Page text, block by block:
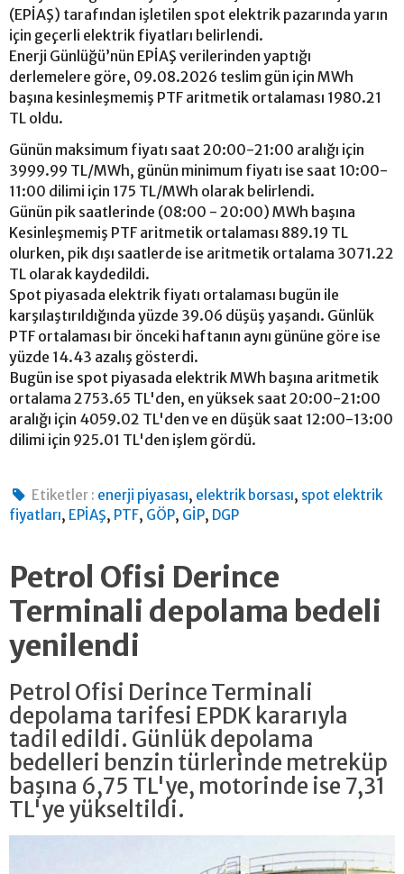
(EPİAŞ) tarafından işletilen spot elektrik pazarında yarın
için geçerli elektrik fiyatları belirlendi.
Enerji Günlüğü’nün EPİAŞ verilerinden yaptığı
derlemelere göre, 09.08.2026 teslim gün için MWh
başına kesinleşmemiş PTF aritmetik ortalaması 1980.21
TL oldu.
Günün maksimum fiyatı saat 20:00-21:00 aralığı için
3999.99 TL/MWh, günün minimum fiyatı ise saat 10:00-
11:00 dilimi için 175 TL/MWh olarak belirlendi.
Günün pik saatlerinde (08:00 - 20:00) MWh başına
Kesinleşmemiş PTF aritmetik ortalaması 889.19 TL
olurken, pik dışı saatlerde ise aritmetik ortalama 3071.22
TL olarak kaydedildi.
Spot piyasada elektrik fiyatı ortalaması bugün ile
karşılaştırıldığında yüzde 39.06 düşüş yaşandı. Günlük
PTF ortalaması bir önceki haftanın aynı gününe göre ise
yüzde 14.43 azalış gösterdi.
Bugün ise spot piyasada elektrik MWh başına aritmetik
ortalama 2753.65 TL'den, en yüksek saat 20:00-21:00
aralığı için 4059.02 TL'den ve en düşük saat 12:00-13:00
dilimi için 925.01 TL'den işlem gördü.
Etiketler : enerji piyasası, elektrik borsası, spot elektrik
fiyatları, EPİAŞ, PTF, GÖP, GİP, DGP
Petrol Ofisi Derince
Terminali depolama bedeli
yenilendi
Petrol Ofisi Derince Terminali
depolama tarifesi EPDK kararıyla
tadil edildi. Günlük depolama
bedelleri benzin türlerinde metreküp
başına 6,75 TL'ye, motorinde ise 7,31
TL'ye yükseltildi.